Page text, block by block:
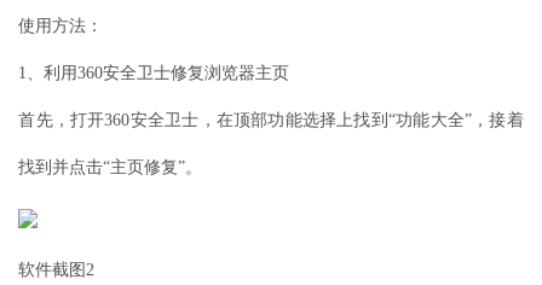
使用方法：
1、利用360安全卫士修复浏览器主页
首先，打开360安全卫士，在顶部功能选择上找到“功能大全”，接着
找到并点击“主页修复”。
软件截图2